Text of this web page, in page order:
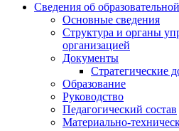
Сведения об
Основные сведения
Структура и органы
организацией
Документы
Стратегические
Образование
Руководство
Педагогический состав
Материально-